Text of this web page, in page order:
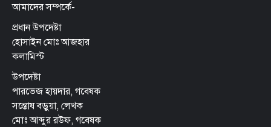
আমাদের সম্পর্কে-
প্রধান উপদেষ্টা
হোসাইন মোঃ আজহার
কলামিস্ট
উপদেষ্টা
পারভেজ হায়দার, গবেষক
সন্তোষ বড়ুয়া, লেখক
মোঃ আব্দুর রউফ, গবেষক